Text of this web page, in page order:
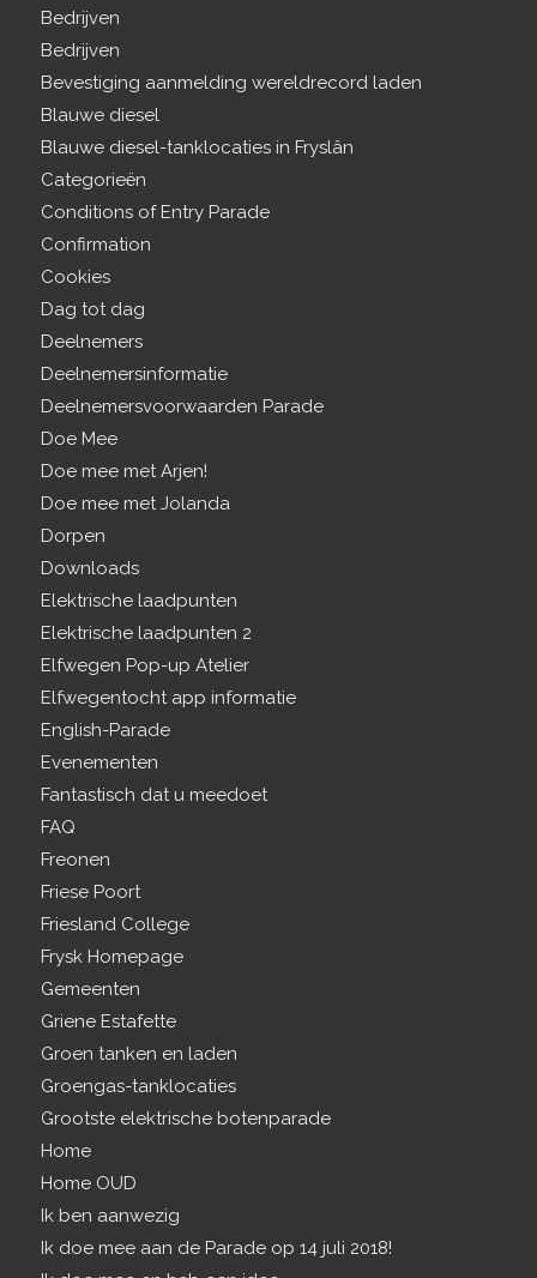
Bedrijven
Bedrijven
Bevestiging aanmelding wereldrecord laden
Blauwe diesel
Blauwe diesel-tanklocaties in Fryslân
Categorieën
Conditions of Entry Parade
Confirmation
Cookies
Dag tot dag
Deelnemers
Deelnemersinformatie
Deelnemersvoorwaarden Parade
Doe Mee
Doe mee met Arjen!
Doe mee met Jolanda
Dorpen
Downloads
Elektrische laadpunten
Elektrische laadpunten 2
Elfwegen Pop-up Atelier
Elfwegentocht app informatie
English-Parade
Evenementen
Fantastisch dat u meedoet
FAQ
Freonen
Friese Poort
Friesland College
Frysk Homepage
Gemeenten
Griene Estafette
Groen tanken en laden
Groengas-tanklocaties
Grootste elektrische botenparade
Home
Home OUD
Ik ben aanwezig
Ik doe mee aan de Parade op 14 juli 2018!